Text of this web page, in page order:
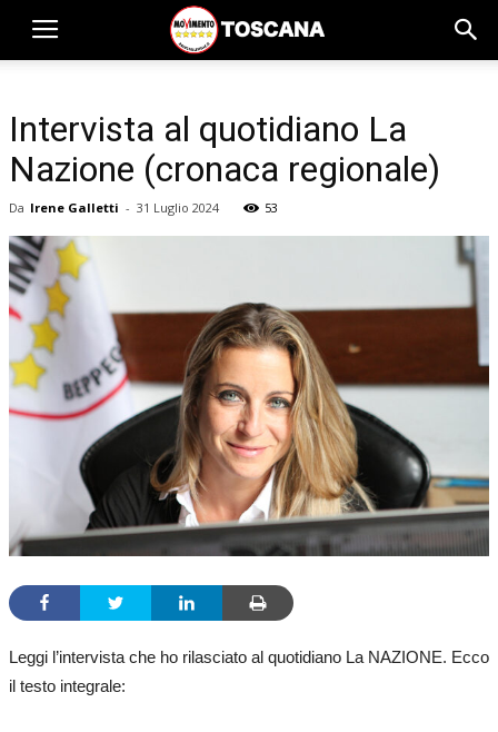
Intervista al quotidiano La
Nazione (cronaca regionale)
Da Irene Galletti - 31 Luglio 2024 53
Leggi l’intervista che ho rilasciato al quotidiano La NAZIONE. Ecco
il testo integrale: